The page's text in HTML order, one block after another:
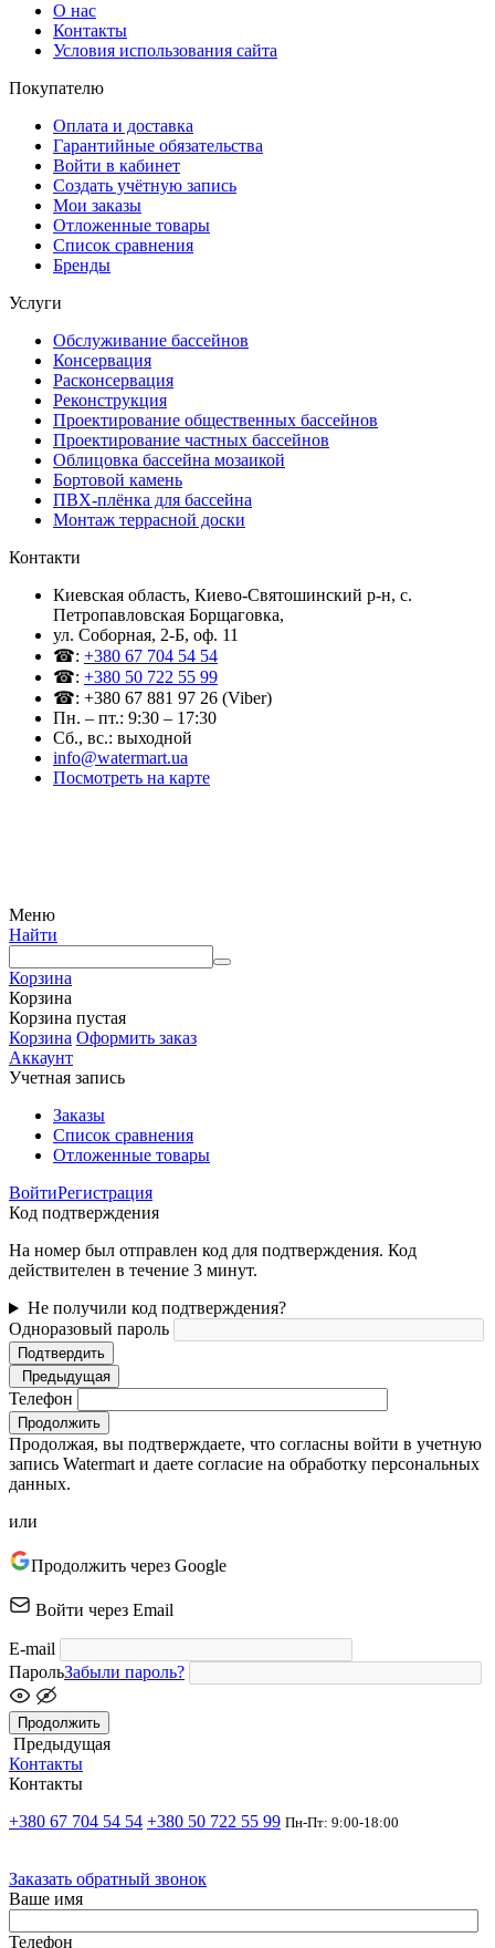
О нас
Контакты
Условия использования сайта
Покупателю
Оплата и доставка
Гарантийные обязательства
Войти в кабинет
Создать учётную запись
Мои заказы
Отложенные товары
Список сравнения
Бренды
Услуги
Обслуживание бассейнов
Консервация
Расконсервация
Реконструкция
Проектирование общественных бассейнов
Проектирование частных бассейнов
Облицовка бассейна мозаикой
Бортовой камень
ПВХ-плёнка для бассейна
Монтаж террасной доски
Контакти
Киевская область, Киево-Святошинский р-н, c.
Петропавловская Борщаговка,
ул. Соборная, 2-Б, оф. 11
☎: +380 67 704 54 54
☎: +380 50 722 55 99
☎: +380 67 881 97 26 (Viber)
Пн. – пт.: 9:30 – 17:30
Сб., вс.: выходной
info@watermart.ua
Посмотреть на карте
Меню
Найти
Корзина
Корзина
Корзина пустая
Корзина Оформить заказ
Аккаунт
Учетная запись
Заказы
Список сравнения
Отложенные товары
ВойтиРегистрация
Код подтверждения
На номер был отправлен код для подтверждения. Код
действителен в течение 3 минут.
Не получили код подтверждения?
Одноразовый пароль
Подтвердить
Предыдущая
Телефон
Продолжить
Продолжая, вы подтверждаете, что согласны войти в учетную
запись Watermart и даете согласие на обработку персональных
данных.
или
Продолжить через Google
Войти через Email
E-mail
ПарольЗабыли пароль?
Продолжить
Предыдущая
Контакты
Контакты
+380 67 704 54 54 +380 50 722 55 99 Пн-Пт: 9:00-18:00
Заказать обратный звонок
Ваше имя
Телефон